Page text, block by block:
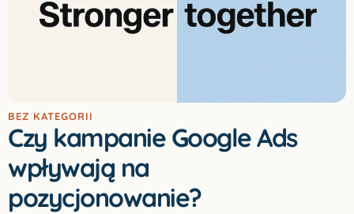
BEZ KATEGORII
Czy kampanie Google Ads
wpływają na
pozycjonowanie?